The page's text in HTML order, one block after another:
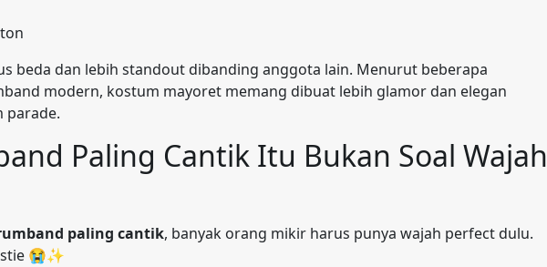
beda dan lebih standout dibanding anggota lain. Menurut beberapa
modern, kostum mayoret memang dibuat lebih glamor dan elegan
parade.
Paling Cantik Itu Bukan Soal Wajah
paling cantik, banyak orang mikir harus punya wajah perfect dulu.
😭✨